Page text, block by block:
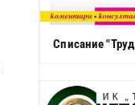
Списание